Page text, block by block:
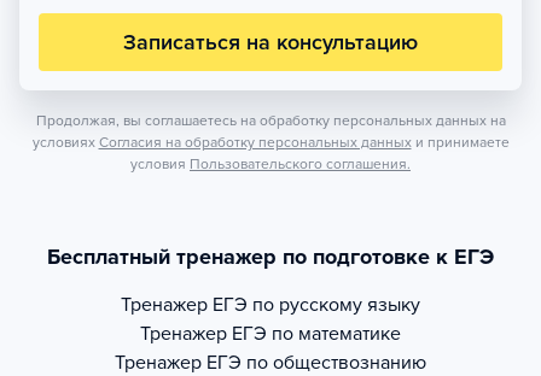
Записаться на консультацию
Продолжая, вы соглашаетесь на обработку персональных данных на
условиях Согласия на обработку персональных данных и принимаете
условия Пользовательского соглашения.
Бесплатный тренажер по подготовке к ЕГЭ
Тренажер ЕГЭ по русскому языку
Тренажер ЕГЭ по математике
Тренажер ЕГЭ по обществознанию